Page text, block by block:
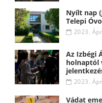
Nyílt nap
Telepi
2023.
Az Izbégi
holnaptól
2023.
Vádat